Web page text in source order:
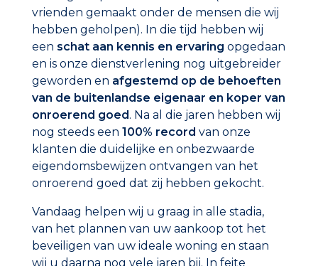
vrienden gemaakt onder de mensen die wij
hebben geholpen). In die tijd hebben wij
een schat aan kennis en ervaring opgedaan
en is onze dienstverlening nog uitgebreider
geworden en afgestemd op de behoeften
van de buitenlandse eigenaar en koper van
onroerend goed. Na al die jaren hebben wij
nog steeds een 100% record van onze
klanten die duidelijke en onbezwaarde
eigendomsbewijzen ontvangen van het
onroerend goed dat zij hebben gekocht.
Vandaag helpen wij u graag in alle stadia,
van het plannen van uw aankoop tot het
beveiligen van uw ideale woning en staan
wij u daarna nog vele jaren bij. In feite